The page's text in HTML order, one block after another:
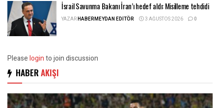
İsrail Savunma Bakanı İran’ı hedef aldı: Misilleme tehdidi
YAZARHABERMEYDAN EDITÖR 3 AĞUSTOS 2026 0
Pleaseloginto join discussion
HABER AKIŞI